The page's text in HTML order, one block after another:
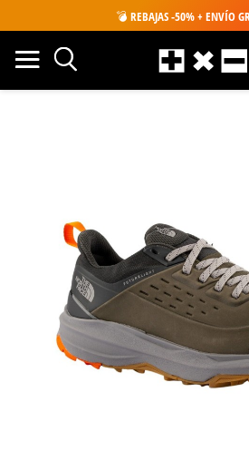
💣 REBAJAS -50% + ENVÍO